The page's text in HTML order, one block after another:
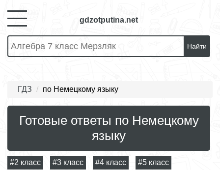
gdzotputina.net
Найти
ГДЗ по Немецкому языку
Готовые ответы по Немецкому
языку
#2 класс #3 класс #4 класс #5 класс